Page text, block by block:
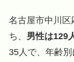
名古屋市中川区
ち、 男性は129
35人で、年齢別